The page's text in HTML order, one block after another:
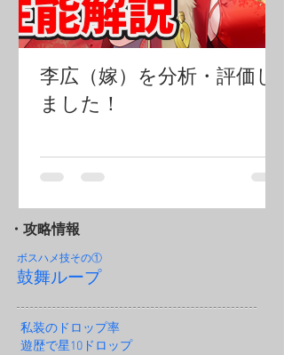
李広（嫁）を分析・評価し
ました！
・攻略情報
ボスハメ技その①
鼓舞ループ
私装のドロップ率
遊歴で星10ドロップ